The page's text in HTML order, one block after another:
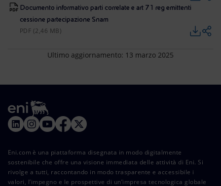
Documento informativo parti correlate e art 71 reg emittenti
cessione partecipazione Snam
PDF (2,46 MB)
Ultimo aggiornamento: 13 marzo 2025
Eni.com è una piattaforma disegnata in modo digitalmente
sostenibile che offre una visione immediata delle attività di Eni. Si
rivolge a tutti, raccontando in modo trasparente e accessibile i
valori, l’impegno e le prospettive di un’impresa tecnologica globale